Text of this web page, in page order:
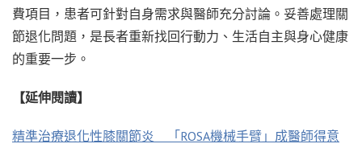
費項目，患者可針對自身需求與醫師充分討論。妥善處理關
節退化問題，是長者重新找回行動力、生活自主與身心健康
的重要一步。
【延伸閱讀】
精準治療退化性膝關節炎 「ROSA機械手臂」成醫師得意